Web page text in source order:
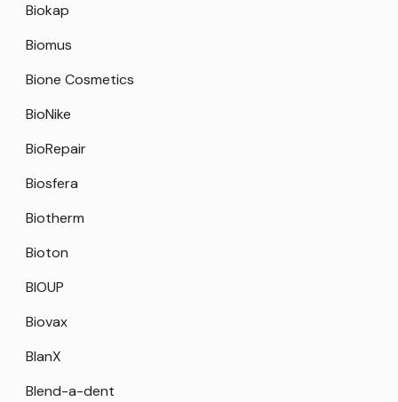
Biokap
Biomus
Bione Cosmetics
BioNike
BioRepair
Biosfera
Biotherm
Bioton
BIOUP
Biovax
BlanX
Blend-a-dent